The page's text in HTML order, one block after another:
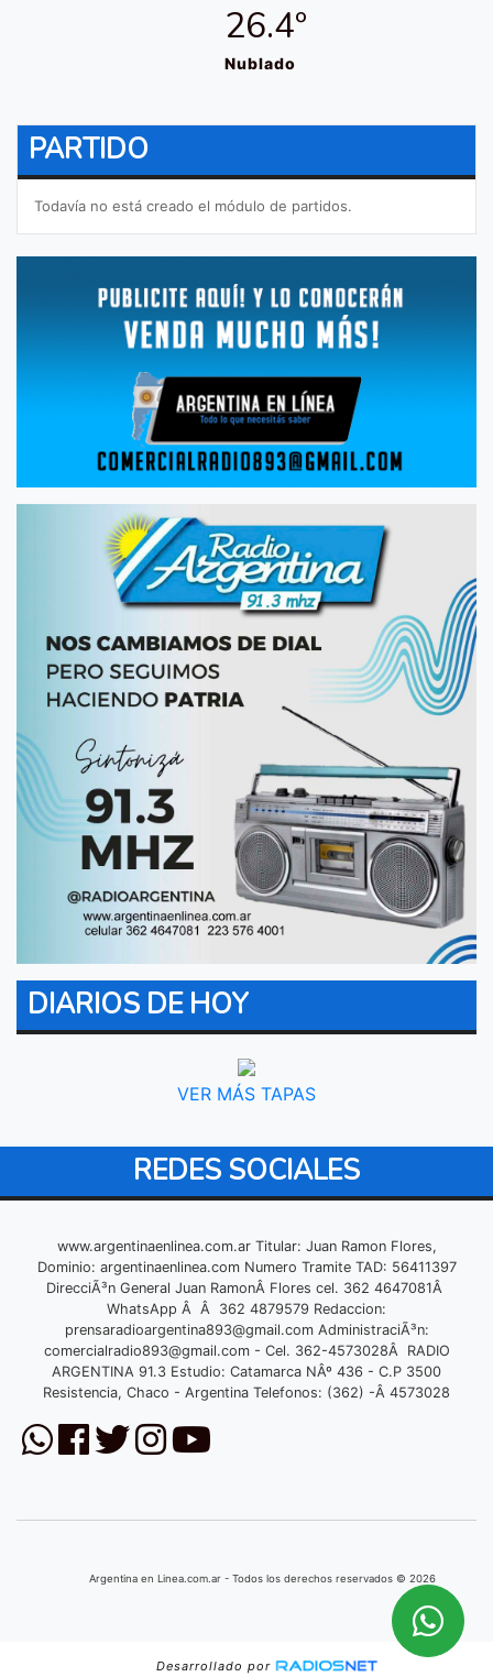
26.4º
Nublado
PARTIDO
Todavía no está creado el módulo de partidos.
DIARIOS DE HOY
VER MÁS TAPAS
REDES SOCIALES
www.argentinaenlinea.com.ar Titular: Juan Ramon Flores,
Dominio: argentinaenlinea.com Numero Tramite TAD: 56411397
DirecciÃ³n General Juan RamonÂ Flores cel. 362 4647081Â
WhatsApp Â Â 362 4879579 Redaccion:
prensaradioargentina893@gmail.comAdministraciÃ³n:
comercialradio893@gmail.com- Cel. 362-4573028Â RADIO
ARGENTINA 91.3 Estudio: Catamarca NÂº 436 - C.P 3500
Resistencia, Chaco - Argentina Telefonos: (362) -Â 4573028
Argentina en Linea.com.ar - Todos los derechos reservados © 2026
Desarrollado por